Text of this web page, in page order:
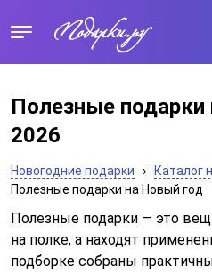
Полезные
2026
Новогодние подарки › Каталог
Полезные подарки на Новый год
Полезные подарки — это
на полке, а находят
подборке собраны